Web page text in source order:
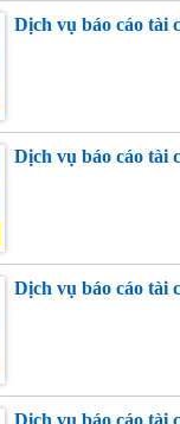
Dịch vụ báo cáo tài
Dịch vụ báo cáo tài
Dịch vụ báo cáo tài